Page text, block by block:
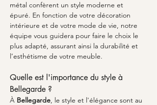
métal confèrent un style moderne et
épuré. En fonction de votre décoration
intérieure et de votre mode de vie, notre
équipe vous guidera pour faire le choix le
plus adapté, assurant ainsi la durabilité et
l’esthétisme de votre meuble.
Quelle est l'importance du style à
Bellegarde ?
À Bellegarde, le style et l'élégance sont au